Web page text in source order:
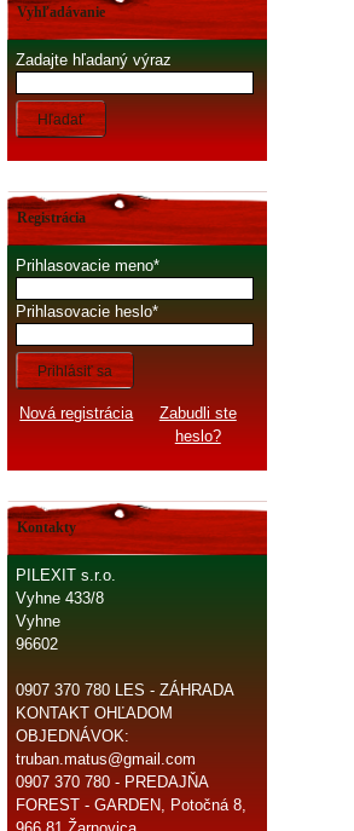
Vyhľadávanie
Zadajte hľadaný výraz
Hľadať
Registrácia
Prihlasovacie meno
Prihlasovacie heslo
Prihlásiť sa
Nová registrácia
Zabudli ste
heslo?
Kontakty
PILEXIT s.r.o.
Vyhne 433/8
Vyhne
96602
0907 370 780 LES - ZÁHRADA
KONTAKT OHĽADOM
OBJEDNÁVOK:
truban.matus@gmail.com
0907 370 780 - PREDAJŇA
FOREST - GARDEN, Potočná 8,